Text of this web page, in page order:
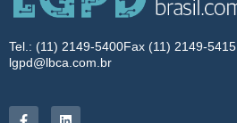
Tel.: (11) 2149-5400Fax (11) 2149-5415
lgpd@lbca.com.br